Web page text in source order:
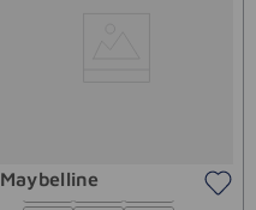
Maybelline